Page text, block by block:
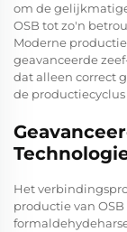
om de
OSB tot zo'n
Moderne
geavanceerde
dat alleen correct
de
Het
productie van